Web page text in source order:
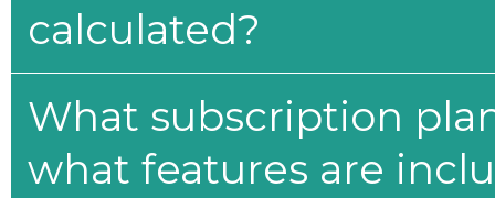
calculated?
What subscription
what features are